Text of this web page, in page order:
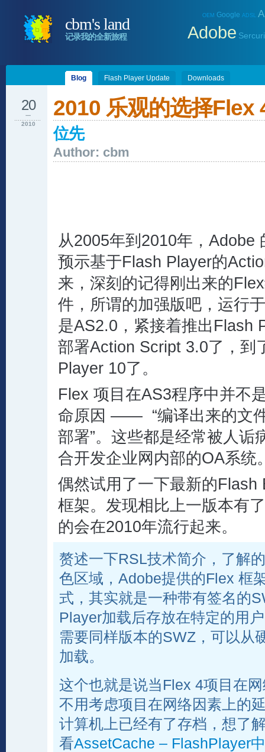
OEM Google ADSL
Adobe
cbm's land
记录我的全新旅程
Blog Flash Player Update Downloads
2010 乐观的选择Flex
位先
Author: cbm
20
一
2010
从2005年到2010年，Adobe
预示基于Flash Player的
来，深刻的记得刚出来的
件，所谓的加强版吧，运行
是AS2.0，紧接着推出Flash
部署Action Script 3.0了，到
Player 10了。
Flex 项目在AS3程序中并不
命原因 —— “编译出来的文
部署”。这些都是经常被人诟
合开发企业网内部的OA系统
偶然试用了一下最新的Flash
框架。发现相比上一版本有
的会在2010年流行起来。
赘述一下RSL技术简介，了解
色区域，Adobe提供的Flex 框
式，其实就是一种带有签名的
Player加载后存放在特定的用
需要同样版本的SWZ，可以从
加载。
这个也就是说当Flex 4项目在
不用考虑项目在网络因素上的
计算机上已经有了存档，想了
看AssetCache – FlashPlayer